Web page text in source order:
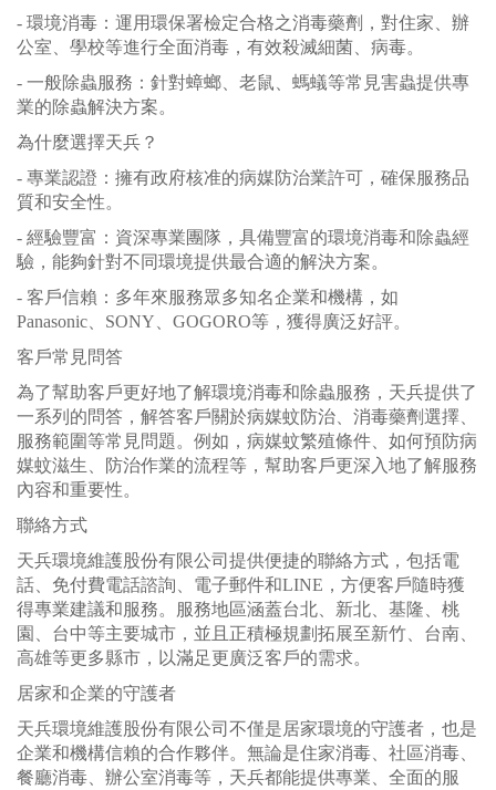
- 環境消毒：運用環保署檢定合格之消毒藥劑，對住家、辦
公室、學校等進行全面消毒，有效殺滅細菌、病毒。
- 一般除蟲服務：針對蟑螂、老鼠、螞蟻等常見害蟲提供專
業的除蟲解決方案。
為什麼選擇天兵？
- 專業認證：擁有政府核准的病媒防治業許可，確保服務品
質和安全性。
- 經驗豐富：資深專業團隊，具備豐富的環境消毒和除蟲經
驗，能夠針對不同環境提供最合適的解決方案。
- 客戶信賴：多年來服務眾多知名企業和機構，如
Panasonic、SONY、GOGORO等，獲得廣泛好評。
客戶常見問答
為了幫助客戶更好地了解環境消毒和除蟲服務，天兵提供了
一系列的問答，解答客戶關於病媒蚊防治、消毒藥劑選擇、
服務範圍等常見問題。例如，病媒蚊繁殖條件、如何預防病
媒蚊滋生、防治作業的流程等，幫助客戶更深入地了解服務
內容和重要性。
聯絡方式
天兵環境維護股份有限公司提供便捷的聯絡方式，包括電
話、免付費電話諮詢、電子郵件和LINE，方便客戶隨時獲
得專業建議和服務。服務地區涵蓋台北、新北、基隆、桃
園、台中等主要城市，並且正積極規劃拓展至新竹、台南、
高雄等更多縣市，以滿足更廣泛客戶的需求。
居家和企業的守護者
天兵環境維護股份有限公司不僅是居家環境的守護者，也是
企業和機構信賴的合作夥伴。無論是住家消毒、社區消毒、
餐廳消毒、辦公室消毒等，天兵都能提供專業、全面的服